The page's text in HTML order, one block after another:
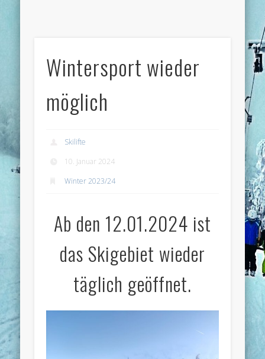
Wintersport wieder
möglich
Skilifte
10. Januar 2024
Winter 2023/24
Ab den 12.01.2024 ist
das Skigebiet wieder
täglich geöffnet.